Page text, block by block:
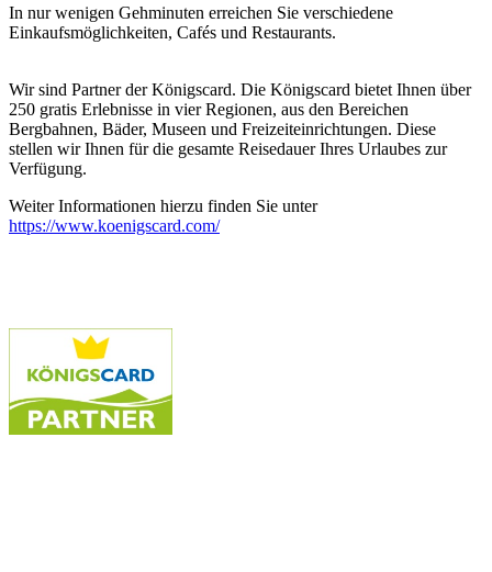
In nur wenigen Gehminuten erreichen Sie verschiedene
Einkaufsmöglichkeiten, Cafés und Restaurants.
Wir sind Partner der Königscard. Die Königscard bietet Ihnen über
250 gratis Erlebnisse in vier Regionen, aus den Bereichen
Bergbahnen, Bäder, Museen und Freizeiteinrichtungen. Diese
stellen wir Ihnen für die gesamte Reisedauer Ihres Urlaubes zur
Verfügung.
Weiter Informationen hierzu finden Sie unter
https://www.koenigscard.com/